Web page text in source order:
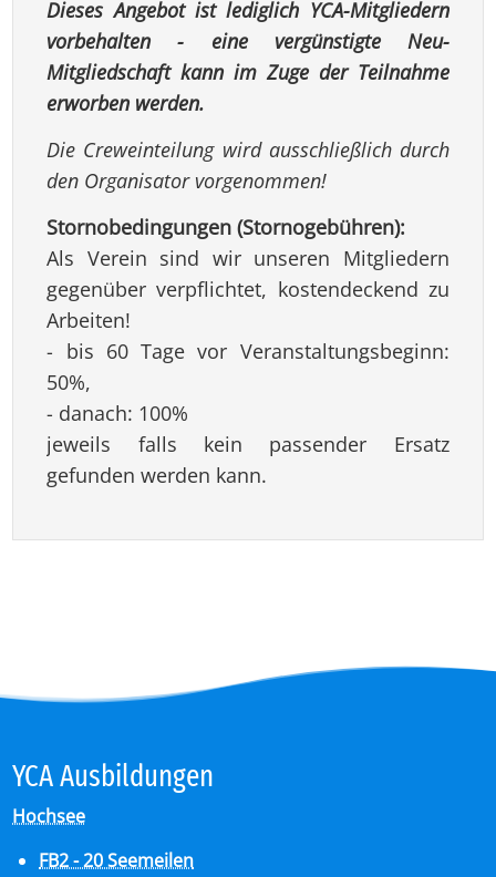
Dieses Angebot ist lediglich YCA-Mitgliedern
vorbehalten - eine vergünstigte Neu-
Mitgliedschaft kann im Zuge der Teilnahme
erworben werden.
Die Creweinteilung wird ausschließlich durch
den Organisator vorgenommen!
Stornobedingungen (Stornogebühren):
Als Verein sind wir unseren Mitgliedern
gegenüber verpflichtet, kostendeckend zu
Arbeiten!
- bis 60 Tage vor Veranstaltungsbeginn:
50%,
- danach: 100%
jeweils falls kein passender Ersatz
gefunden werden kann.
YCA Aus­bil­dun­gen
Hochsee
FB2 - 20 Seemeilen